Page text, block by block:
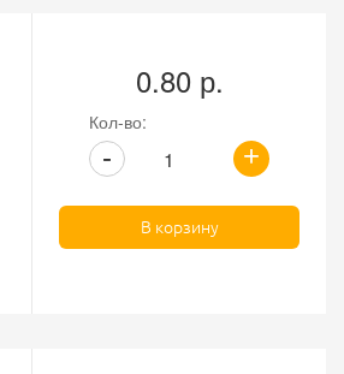
0.80 р.
Кол-во:
+
-
В корзину